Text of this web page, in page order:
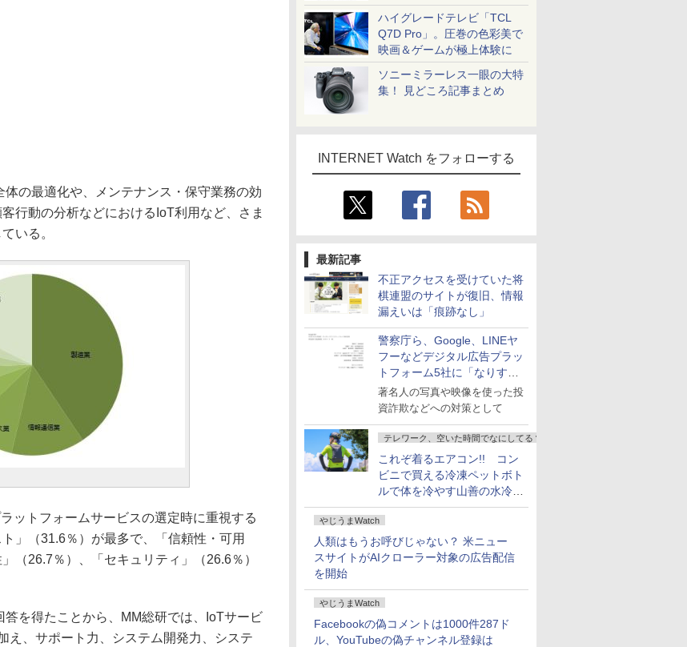
ハイグレードテレビ「TCL
Q7D Pro」。圧巻の色彩美で
映画＆ゲームが極上体験に
ソニーミラーレス一眼の大特
集！ 見どころ記事まとめ
INTERNET Watch をフォローする
最新記事
不正アクセスを受けていた将
棋連盟のサイトが復旧、情報
漏えいは「痕跡なし」
警察庁ら、Google、LINEヤ
フーなどデジタル広告プラッ
トフォーム5社に「なりすま
し詐欺広告」対策強化を要請
著名人の写真や映像を使った投
資詐欺などへの対策として
テレワーク、空いた時間でなにしてる？
これぞ着るエアコン!! コン
ビニで買える冷凍ペットボト
ルで体を冷やす山善の水冷ベ
ストがロードバイクにちょう
どいい【ぼっち・ざ・ろー
ど！その14】
やじうまWatch
人類はもうお呼びじゃない？ 米ニュー
スサイトがAIクローラー対象の広告配信
を開始
やじうまWatch
Facebookの偽コメントは1000件287ド
ル、YouTubeの偽チャンネル登録は
の最適化や、メンテナンス・保守業務の効
行動の分析などにおけるIoT利用など、さま
いる。
ットフォームサービスの選定時に重視する
」（31.6％）が最多で、「信頼性・可用
（26.7％）、「セキュリティ」（26.6％）
を得たことから、MM総研では、IoTサービ
え、サポート力、システム開発力、システ